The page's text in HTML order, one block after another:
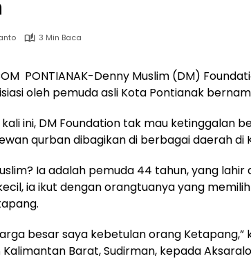
3 Min Baca
PONTIANAK-Denny Muslim (DM)
oleh pemuda asli Kota Pontianak
kali ini, DM Foundation tak mau ketinggalan
qurban dibagikan di berbagai daerah di
Ia adalah pemuda 44 tahun, yang lahir
ia ikut dengan orangtuanya yang
besar saya kebetulan orang Ketapang,”
Kalimantan Barat, Sudirman, kepada